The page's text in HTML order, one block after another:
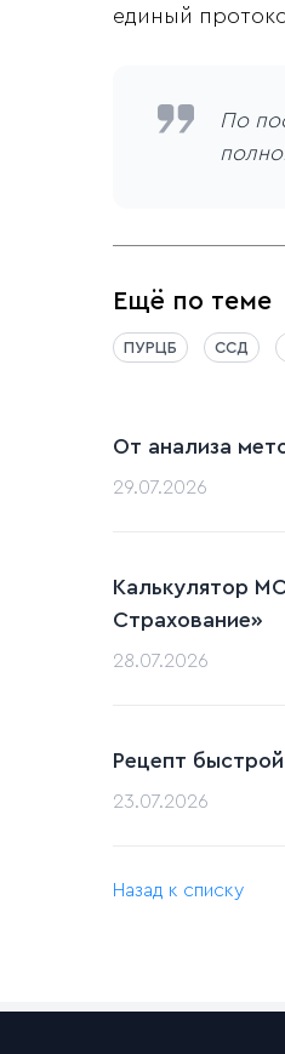
единый
По
Ещё по теме
ПУРЦБ ССД
От анализа
29.07.2026
Калькулятор
Страхование»
28.07.2026
Рецепт
23.07.2026
Назад к списку